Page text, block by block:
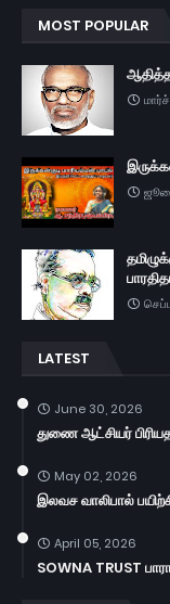
MOST POPULAR
LATEST
June 30, 2026
துணை ஆட்சியர்
May 02, 2026
இலவச வாலிபால்
April 05, 2026
SOWNA TRUST